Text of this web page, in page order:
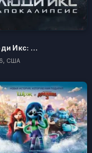
Люди Икс: Апокалипсис
США